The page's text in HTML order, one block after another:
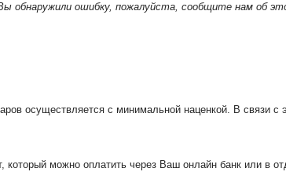
обнаружили ошибку, пожалуйста, сообщите нам об
осуществляется с минимальной наценкой. В
можно оплатить через Ваш онлайн банк или в